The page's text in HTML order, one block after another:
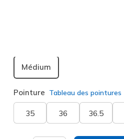
Médium
Pointure Tableau des pointures
35 36 36.5